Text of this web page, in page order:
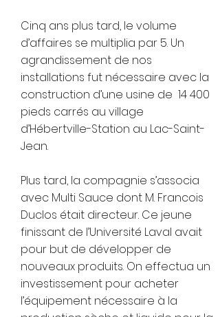
Cinq ans plus tard, le volume
d’affaires se multiplia par 5. Un
agrandissement de nos
installations fut nécessaire avec la
construction d’une usine de 14 400
pieds carrés au village
d’Hébertville-Station au Lac-Saint-
Jean.
Plus tard, la compagnie s’associa
avec Multi Sauce dont M. Francois
Duclos était directeur. Ce jeune
finissant de l’Université Laval avait
pour but de développer de
nouveaux produits. On effectua un
investissement pour acheter
l’équipement nécessaire à la